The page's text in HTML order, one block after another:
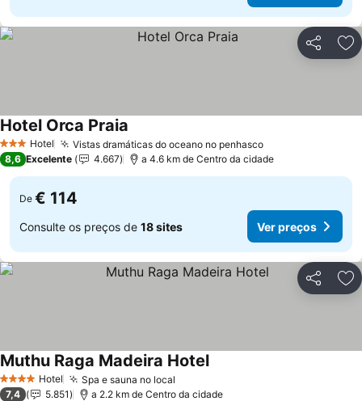
Partilhar
3 EstrelasHotel Vistas dramáticas do oceano no penhascoVer preços
Hotel Orca Praia
8,6 Excelente 4.667 a 4.6 km de Centro da cidade
De € 114
Consulte os preços de 18 sites Ver preços
Partilhar
4 EstrelasHotel Spa e sauna no local
Muthu Raga Madeira HotelVer preços
7,4 5.851 a 2.2 km de Centro da cidade